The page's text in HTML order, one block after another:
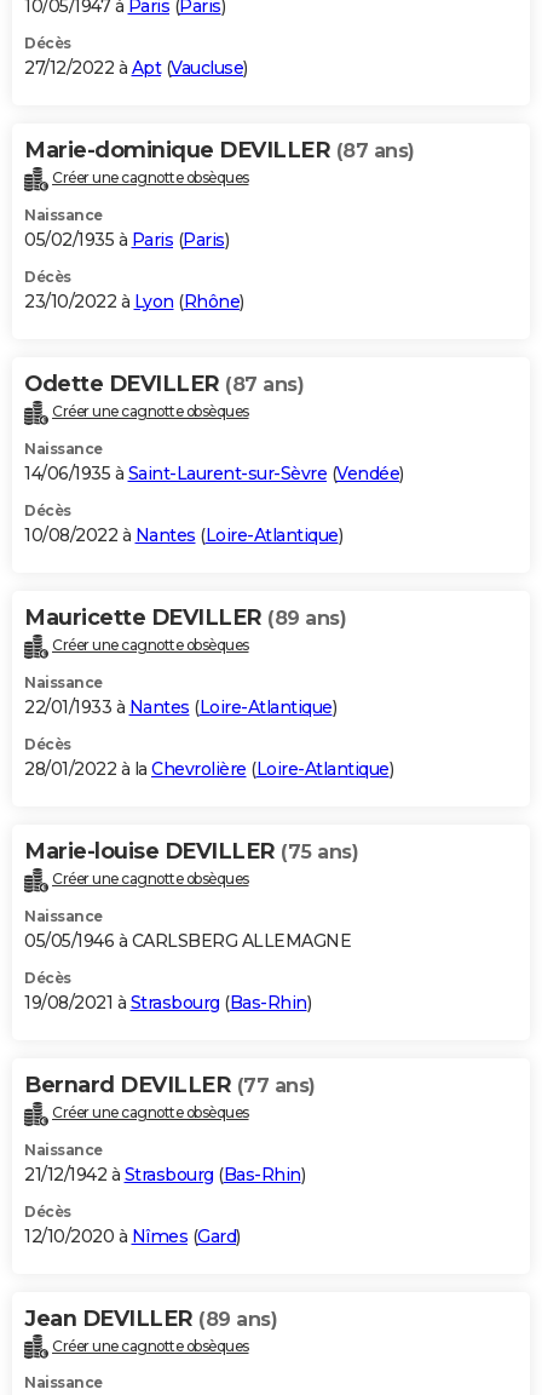
10/05/1947 à Paris (Paris)
Décès
27/12/2022 à Apt(Vaucluse)
Marie-dominique DEVILLER (87 ans)
Créer une cagnotte obsèques
Naissance
05/02/1935 à Paris (Paris)
Décès
23/10/2022 à Lyon (Rhône)
Odette DEVILLER (87 ans)
Créer une cagnotte obsèques
Naissance
14/06/1935 à Saint-Laurent-sur-Sèvre (Vendée)
Décès
10/08/2022 à Nantes (Loire-Atlantique)
Mauricette DEVILLER (89 ans)
Créer une cagnotte obsèques
Naissance
22/01/1933 à Nantes (Loire-Atlantique)
Décès
28/01/2022 à la Chevrolière (Loire-Atlantique)
Marie-louise DEVILLER (75 ans)
Créer une cagnotte obsèques
Naissance
05/05/1946 à CARLSBERG ALLEMAGNE
Décès
19/08/2021 à Strasbourg (Bas-Rhin)
Bernard DEVILLER (77 ans)
Créer une cagnotte obsèques
Naissance
21/12/1942 à Strasbourg (Bas-Rhin)
Décès
12/10/2020 à Nîmes (Gard)
Jean DEVILLER (89 ans)
Créer une cagnotte obsèques
Naissance